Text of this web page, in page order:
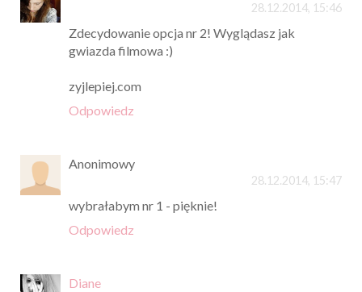
28.12.2014, 15:46
Zdecydowanie opcja nr 2! Wyglądasz jak
gwiazda filmowa :)
zyjlepiej.com
Odpowiedz
Anonimowy
28.12.2014, 15:47
wybrałabym nr 1 - pięknie!
Odpowiedz
Diane